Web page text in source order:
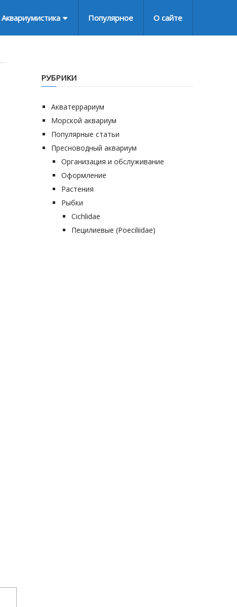
Аквариумистика Популярное О сайте
РУБРИКИ
Акватеррариум
Морской аквариум
Популярные статьи
Пресноводный аквариум
Организация и обслуживание
Оформление
Растения
Рыбки
Cichlidae
Пецилиевые (Poeciliidae)